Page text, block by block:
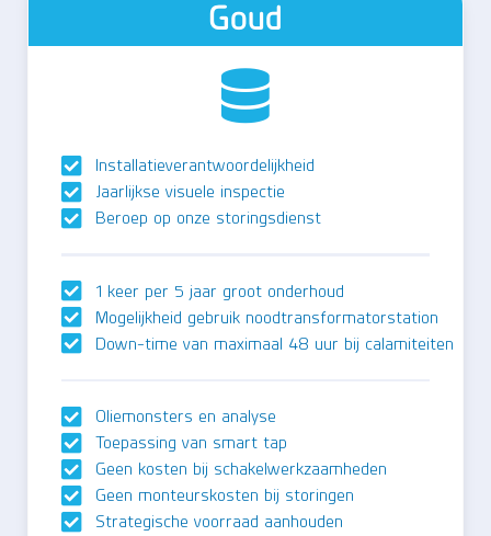
Goud
Installatieverantwoordelijkheid
Jaarlijkse visuele inspectie
Beroep op onze storingsdienst
1 keer per 5 jaar groot onderhoud
Mogelijkheid gebruik noodtransformatorstation
Down-time van maximaal 48 uur bij calamiteiten
Oliemonsters en analyse
Toepassing van smart tap
Geen kosten bij schakelwerkzaamheden
Geen monteurskosten bij storingen
Strategische voorraad aanhouden